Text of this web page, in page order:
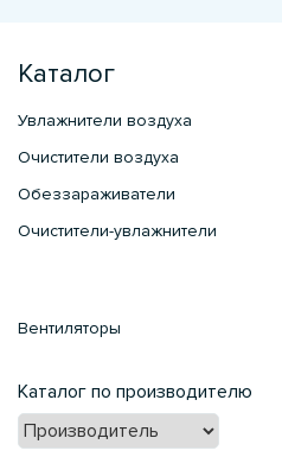
Каталог
Увлажнители воздуха
Очистители воздуха
Обеззараживатели
Очистители-увлажнители
Вентиляторы
Каталог по производителю